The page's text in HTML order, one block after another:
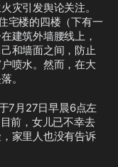
灾引发舆论关注。
宅楼的四楼（下有一
建筑外墙腰线上，
和墙面之间，防止
喷水。然而，在大
。
7月27日早晨6点左
前，女儿已不幸去
家里人也没有告诉